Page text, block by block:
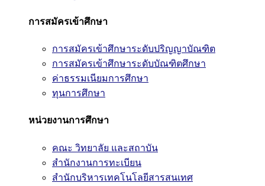
การสมัครเข้าศึกษา
การสมัครเข้าศึกษาระดับปริญญาบัณฑิต
การสมัครเข้าศึกษาระดับบัณฑิตศึกษา
ค่าธรรมเนียมการศึกษา
ทุนการศึกษา
หน่วยงานการศึกษา
คณะ วิทยาลัย และสถาบัน
สำนักงานการทะเบียน
สำนักบริหารเทคโนโลยีสารสนเทศ